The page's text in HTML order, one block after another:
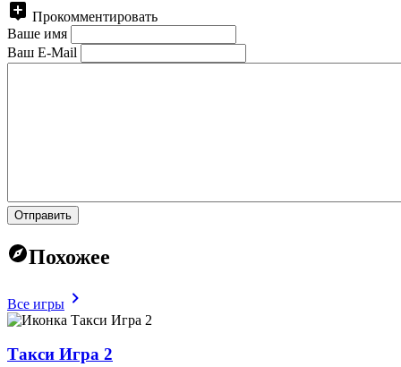
Прокомментировать
Ваше имя
Ваш E-Mail
Отправить
Похожее
Все игры
Такси Игрa 2